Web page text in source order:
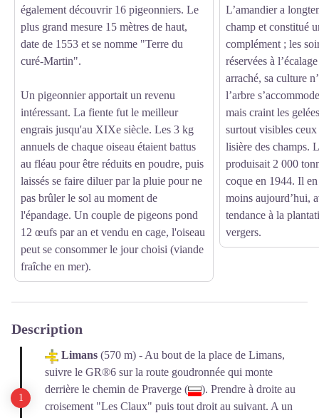
également découvrir 16 pigeonniers. Le
plus grand mesure 15 mètres de haut,
date de 1553 et se nomme "Terre du
curé-Martin".
Un pigeonnier apportait un revenu
intéressant. La fiente fut le meilleur
engrais jusqu'au XIXe siècle. Les 3 kg
annuels de chaque oiseau étaient battus
au fléau pour être réduits en poudre, puis
laissés se faire diluer par la pluie pour ne
pas brûler le sol au moment de
l'épandage. Un couple de pigeons pond
12 œufs par an et vendu en cage, l'oiseau
peut se consommer le jour choisi (viande
fraîche en mer).
L’amandier a
champ et constitué
complément ; les
réservées à
arraché, sa culture
l’arbre
mais craint les
surtout visibles
lisière des champs.
produisait 2 000
coque en 1944. Il
moins aujourd’hui,
tendance à la
vergers.
Description
Limans (570 m) - Au bout de la place de Limans,
suivre le GR®6 sur la route goudronnée qui monte
derrière le chemin de Praverge (
). Prendre à droite au
croisement "Les Claux" puis tout droit au suivant. A un